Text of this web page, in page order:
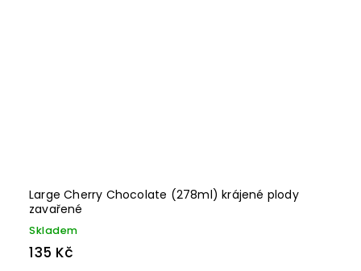
Large Cherry Chocolate (278ml) krájené plody
zavařené
Skladem
135 Kč